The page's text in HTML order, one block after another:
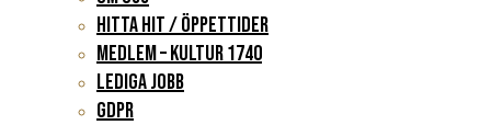
Hitta hit / Öppettider
Medlem – Kultur 1740
Lediga jobb
GDPR